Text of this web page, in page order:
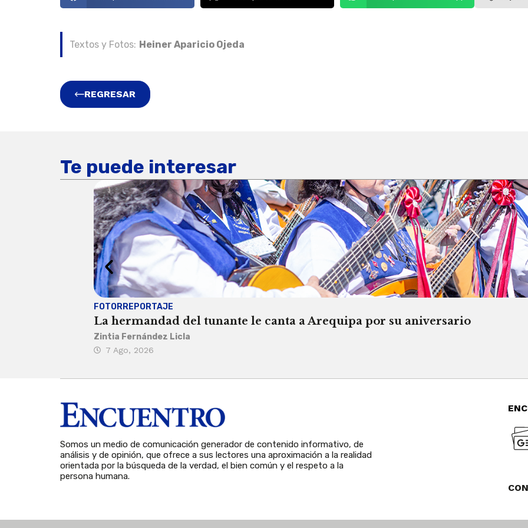
Textos y Fotos: Heiner Aparicio Ojeda
REGRESAR
Te puede interesar
FOTORREPORTAJE
La hermandad del tunante le canta a Arequipa por su aniversario
Zintia Fernández Licla
7 Ago, 2026
Somos un medio de comunicación generador de contenido informativo, de
análisis y de opinión, que ofrece a sus lectores una aproximación a la realidad
orientada por la búsqueda de la verdad, el bien común y el respeto a la
persona humana.